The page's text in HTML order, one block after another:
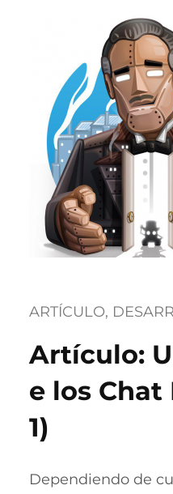
ARTÍCULO,
Artículo:
e los Chat
1)
Dependiendo de